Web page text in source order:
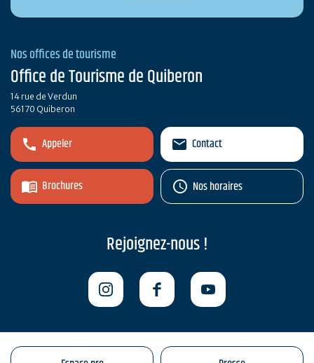
Nos offices de tourisme
Office de Tourisme de Quiberon
14 rue de Verdun
56170 Quiberon
Appeler
Brochures
Contact
Nos horaires
Rejoignez-nous !